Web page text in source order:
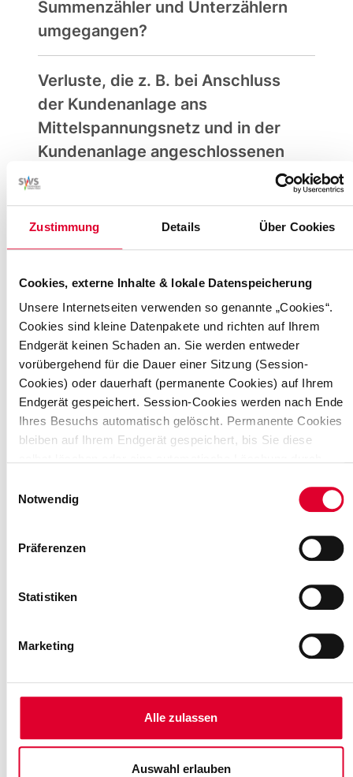
Zustimmung Details Über Cookies
Cookies, externe Inhalte & lokale Datenspeicherung
Unsere Internetseiten verwenden so genannte „Cookies“.
Cookies sind kleine Datenpakete und richten auf Ihrem
Endgerät keinen Schaden an. Sie werden entweder
vorübergehend für die Dauer einer Sitzung (Session-
Cookies) oder dauerhaft (permanente Cookies) auf Ihrem
Endgerät gespeichert. Session-Cookies werden nach Ende
Ihres Besuchs automatisch gelöscht. Permanente Cookies
bleiben auf Ihrem Endgerät gespeichert, bis Sie diese
Cookies können von uns (First-Party-Cookies) oder von
Drittunternehmen stammen (sog. Third-Party-Cookies).
bestimmter Dienstleistungen von Drittunternehmen
von Zahlungsdienstleistungen).
Notwendig
Präferenzen
Statistiken
Marketing
Alle zulassen
Auswahl erlauben
Summenzähler und Unterzählern
umgegangen?
Verluste, die z. B. bei Anschluss
der Kundenanlage ans
Mittelspannungsnetz und in der
Kundenanlage angeschlossenen
Letztverbrauchern mit
Messung entstehen, werden bei
der Abrechnung nicht
Kundenanlagenbetreiber
(Summenzähler) zu tragen.
Wie wird der Energiebezug am
Summenzähler ermittelt und
abgerechnet?
Lieferantenwechselprozesse
Was ist zu tun, wenn ein Kunde
zurück zum KAB wechseln
Was ist zu tun, wenn ein Kunde